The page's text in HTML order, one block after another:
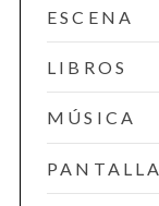
ESCENA
LIBROS
MÚSICA
PANTALLA